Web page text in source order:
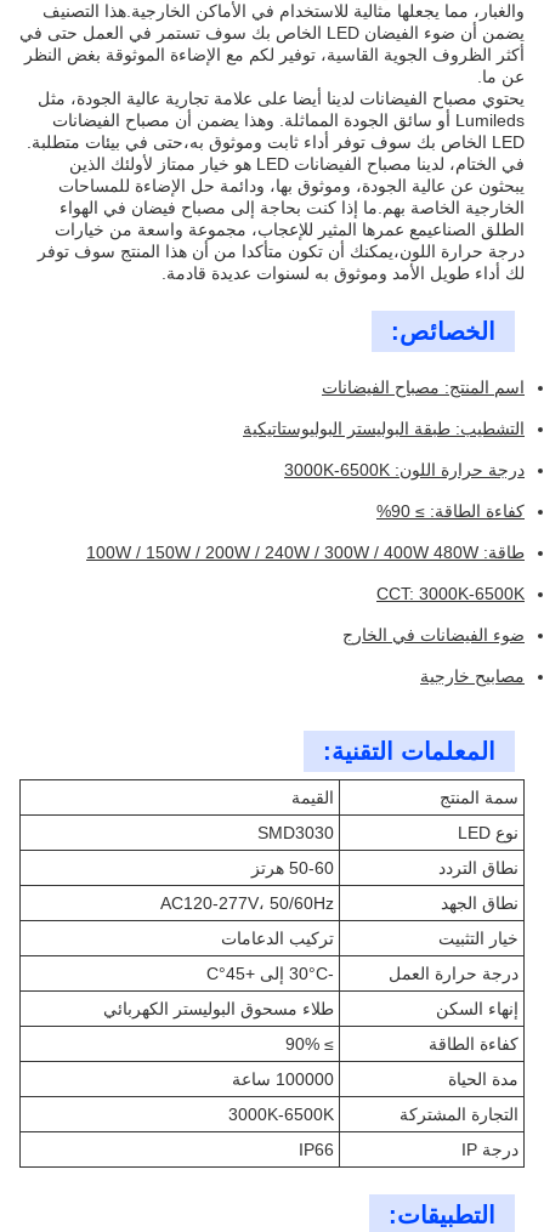
والغبار، مما يجعلها مثالية للاستخدام في الأماكن الخارجية.هذا التصنيف
يضمن أن ضوء الفيضان LED الخاص بك سوف تستمر في العمل حتى في
أكثر الظروف الجوية القاسية، توفير لكم مع الإضاءة الموثوقة بغض النظر
عن ما.
يحتوي مصباح الفيضانات لدينا أيضا على علامة تجارية عالية الجودة، مثل
Lumileds أو سائق الجودة المماثلة. وهذا يضمن أن مصباح الفيضانات
LED الخاص بك سوف توفر أداء ثابت وموثوق به،حتى في بيئات متطلبة.
في الختام، لدينا مصباح الفيضانات LED هو خيار ممتاز لأولئك الذين
يبحثون عن عالية الجودة، وموثوق بها، ودائمة حل الإضاءة للمساحات
الخارجية الخاصة بهم.ما إذا كنت بحاجة إلى مصباح فيضان في الهواء
الطلق الصناعيمع عمرها المثير للإعجاب، مجموعة واسعة من خيارات
درجة حرارة اللون،يمكنك أن تكون متأكدا من أن هذا المنتج سوف توفر
لك أداء طويل الأمد وموثوق به لسنوات عديدة قادمة.
الخصائص:
اسم المنتج: مصباح الفيضانات
التشطيب: طبقة البوليستر البوليوستاتيكية
درجة حرارة اللون: 3000K-6500K
كفاءة الطاقة: ≥ 90%
طاقة: 100W / 150W / 200W / 240W / 300W / 400W 480W
CCT: 3000K-6500K
ضوء الفيضانات في الخارج
مصابيح خارجية
المعلمات التقنية:
سمة المنتج
القيمة
نوع LED
SMD3030
نطاق التردد
50-60 هرتز
نطاق الجهد
AC120-277V، 50/60Hz
خيار التثبيت
تركيب الدعامات
درجة حرارة العمل
-30°C إلى +45°C
إنهاء السكن
طلاء مسحوق البوليستر الكهربائي
كفاءة الطاقة
≥ 90%
مدة الحياة
100000 ساعة
التجارة المشتركة
3000K-6500K
درجة IP
IP66
التطبيقات: